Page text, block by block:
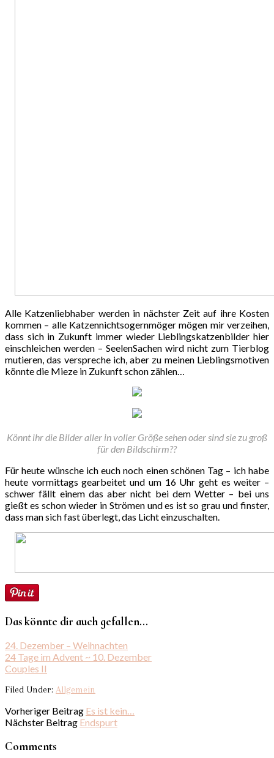
Alle Katzenliebhaber werden in nächster Zeit auf ihre Kosten
kommen – alle Katzennichtsogernmöger mögen mir verzeihen,
dass sich in Zukunft immer wieder Lieblingskatzenbilder hier
einschleichen werden – SeelenSachen wird nicht zum Tierblog
mutieren, das verspreche ich, aber zu meinen Lieblingsmotiven
könnte die Mieze in Zukunft schon zählen…
Könnt ihr die Bilder aller in voller Größe sehen oder sind sie zu groß
für den Bildschirm??
Für heute wünsche ich euch noch einen schönen Tag – ich habe
heute vormittags gearbeitet und um 16 Uhr geht es weiter –
schwer fällt einem das aber nicht bei dem Wetter – bei uns
gießt es schon wieder in Strömen und es ist so grau und finster,
dass man sich fast überlegt, das Licht einzuschalten.
Das könnte dir auch gefallen...
24. Dezember – Weihnachten
24 Tage im Advent ~ 10. Dezember
Couples II
Filed Under: Allgemein
Vorheriger Beitrag Es ist kein…
Nächster Beitrag Endspurt
Comments